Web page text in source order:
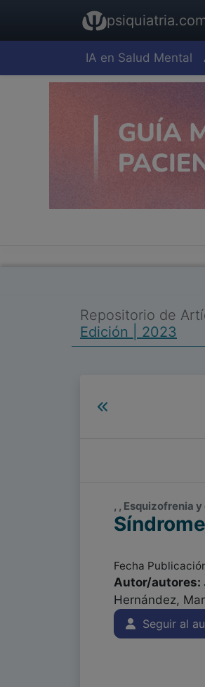
IA en Salud Mental
Repositorio de
Edición | 2023
, , Esquizofrenia
Fecha
Autor/autores:
Hernández,
Seguir al